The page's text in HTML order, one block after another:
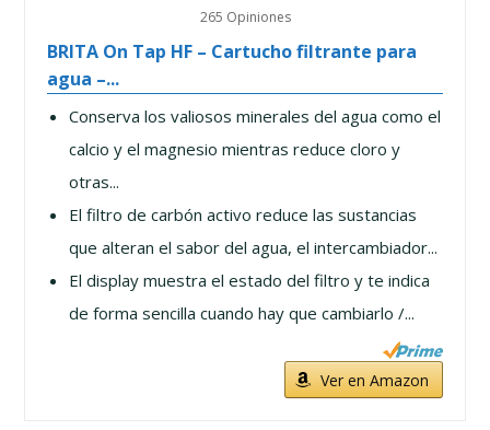
265 Opiniones
BRITA On Tap HF – Cartucho filtrante para
agua –...
Conserva los valiosos minerales del agua como el
calcio y el magnesio mientras reduce cloro y
otras...
El filtro de carbón activo reduce las sustancias
que alteran el sabor del agua, el intercambiador...
El display muestra el estado del filtro y te indica
de forma sencilla cuando hay que cambiarlo /...
Ver en Amazon